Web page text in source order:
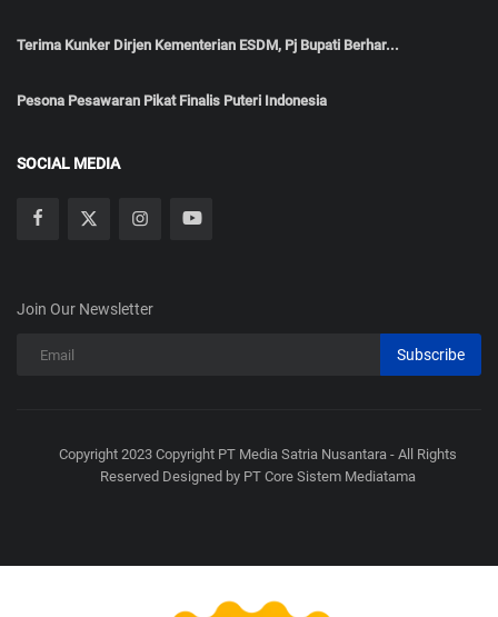
Terima Kunker Dirjen Kementerian ESDM, Pj Bupati Berhar...
Pesona Pesawaran Pikat Finalis Puteri Indonesia
SOCIAL MEDIA
Join Our Newsletter
Subscribe
Copyright 2023 Copyright PT Media Satria Nusantara - All Rights
Reserved Designed by PT Core Sistem Mediatama